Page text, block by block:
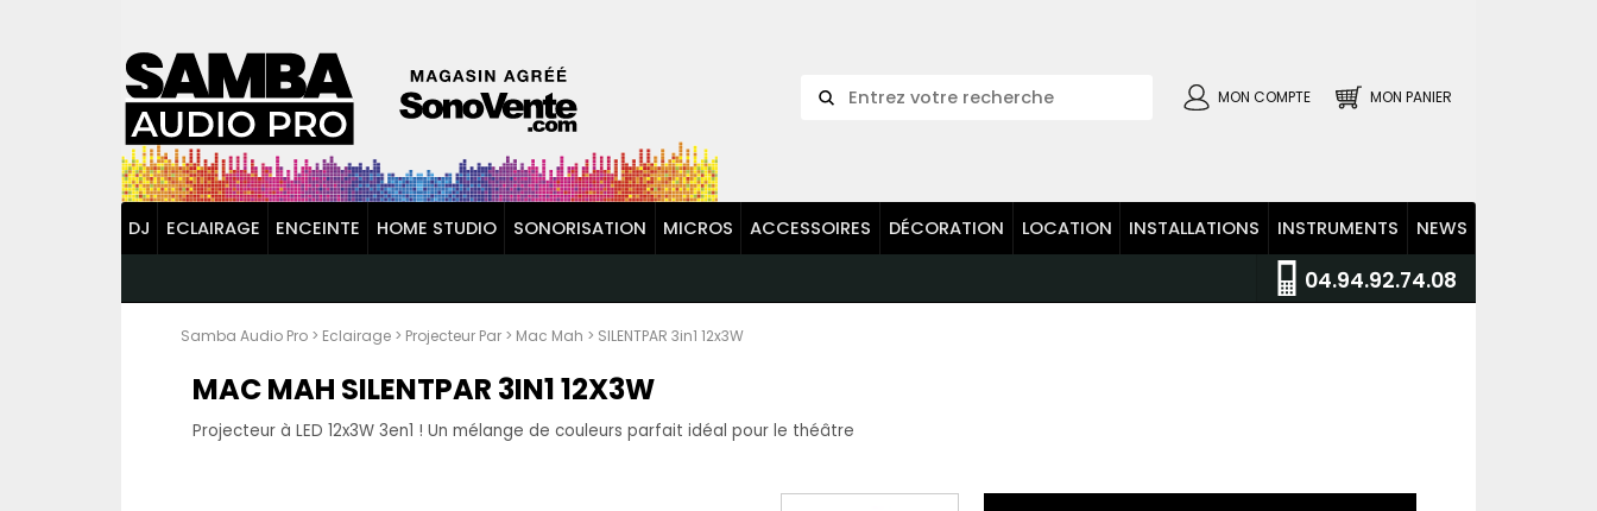
MON PANIER
MON COMPTE
DJ ECLAIRAGE ENCEINTE HOME STUDIO SONORISATION MICROS ACCESSOIRES DÉCORATION LOCATION INSTALLATIONS INSTRUMENTS NEWS
04.94.92.74.08
Samba Audio Pro > Eclairage > Projecteur Par > Mac Mah > SILENTPAR 3in1 12x3W
MAC MAH SILENTPAR 3IN1 12X3W
Projecteur à LED 12x3W 3en1 ! Un mélange de couleurs parfait idéal pour le théâtre